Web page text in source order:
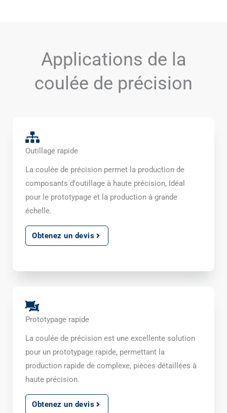
Applications de la
coulée de précision
Outillage rapide
La coulée de précision permet la production de
composants d'outillage à haute précision, Idéal
pour le prototypage et la production à grande
échelle.
Obtenez un devis
Prototypage rapide
La coulée de précision est une excellente solution
pour un prototypage rapide, permettant la
production rapide de complexe, pièces détaillées à
haute précision.
Obtenez un devis